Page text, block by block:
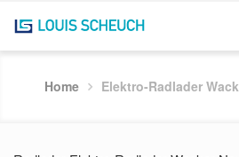
Home Elektro-Radlader